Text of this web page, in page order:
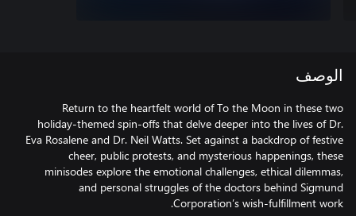
الوصف
Return to the heartfelt world of To the Moon in these two
holiday-themed spin-offs that delve deeper into the lives of Dr.
Eva Rosalene and Dr. Neil Watts. Set against a backdrop of festive
cheer, public protests, and mysterious happenings, these
minisodes explore the emotional challenges, ethical dilemmas,
and personal struggles of the doctors behind Sigmund
Corporation’s wish-fulfillment work.